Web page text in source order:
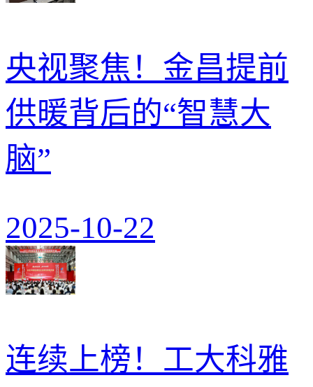
央视聚焦！金昌提前
供暖背后的“智慧大
脑”
2025-10-22
连续上榜！工大科雅